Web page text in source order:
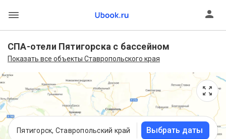
СПА-отели Пятигорска с бассейном
Показать все объекты Ставропольского края
Пятигорск, Ставропольский край Выбрать даты